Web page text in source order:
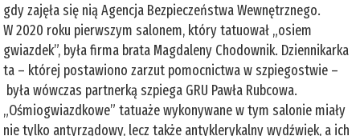
gdy zajęła się nią Agencja Bezpieczeństwa Wewnętrznego.
W 2020 roku pierwszym salonem, który tatuował „osiem
gwiazdek”, była firma brata Magdaleny Chodownik. Dziennikarka
ta – której postawiono zarzut pomocnictwa w szpiegostwie –
była wówczas partnerką szpiega GRU Pawła Rubcowa.
„Ośmiogwiazdkowe” tatuaże wykonywane w tym salonie miały
nie tylko antyrządowy, lecz także antyklerykalny wydźwięk, a ich